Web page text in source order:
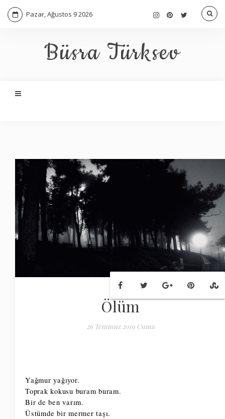
Pazar, Ağustos 9 2026
Büsra Türksev
Ölüm
26 Temmuz 2019 Cuma
Yağmur yağıyor.
Toprak kokusu buram buram.
Bir de ben varım.
Üstümde bir mermer taşı.